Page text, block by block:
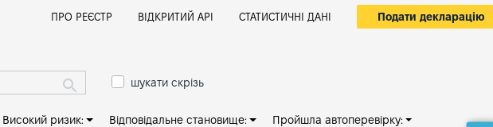
ПРО РЕЄСТР ВІДКРИТИЙ АРІ СТАТИСТИЧНІ ДАНІ Подати декларацію
шукати скрізь
Високий ризик: Відповідальне становище: Пройшла автоперевірку: